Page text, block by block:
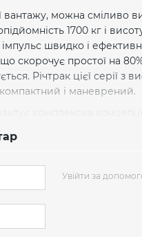
вантажу, можна сміливо
1700 кг і
швидко і
скорочує простої на
Річтрак цієї серії
і маневрений.
ці елементи можуть
Сучасний потужний
та велику
є
центрах для
вузьким шасі ідеально
Увійти за